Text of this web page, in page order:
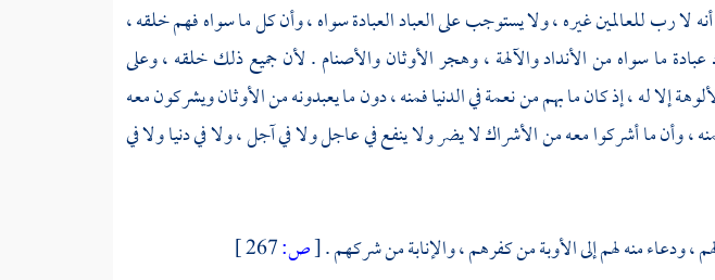
لا رب للعالمين غيره ، ولا يستوجب على العباد العبادة سواه ، وأن كل ما سواه فهم خلقه ،
ما سواه من الأنداد والآلهة ، وهجر الأوثان والأصنام . لأن جميع ذلك خلقه ، وعلى
إلا له ، إذ كان ما بهم من نعمة في الدنيا فمنه ، دون ما يعبدونه من الأوثان ويشركون معه
، وأن ما أشركوا معه من الأشراك لا يضر ولا ينفع في عاجل ولا في آجل ، ولا في دنيا ولا في
، ودعاء منه لهم إلى الأوبة من كفرهم ، والإنابة من شركهم .[ص: